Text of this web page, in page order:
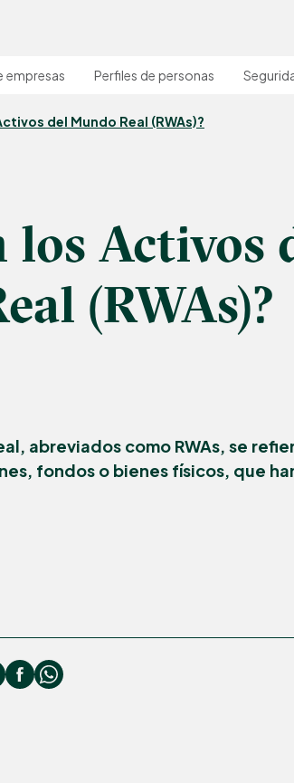
empresas Perfiles de personas
del Mundo Real (RWAs)?
los Activos
(RWAs)?
abreviados como RWAs, se
fondos o bienes físicos, que